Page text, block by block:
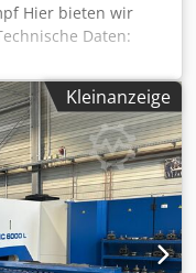
Hier bieten wir
Daten:
A
X x Y ohne
x 1280 mm
2585 x 1280
Blechdicke 8mm
220 kN
4.5-20 kN
1m Laserbetrieb
m/min Y-Achse 60
Kleinanzeige